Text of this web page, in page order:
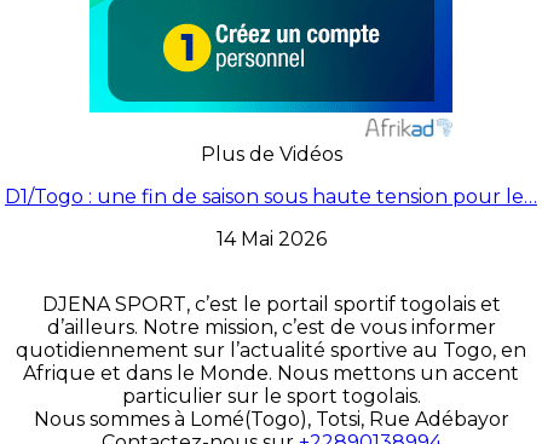
Plus de Vidéos
D1/Togo : une fin de saison sous haute tension pour le…
14 Mai 2026
DJENA SPORT, c’est le portail sportif togolais et
d’ailleurs. Notre mission, c’est de vous informer
quotidiennement sur l’actualité sportive au Togo, en
Afrique et dans le Monde. Nous mettons un accent
particulier sur le sport togolais.
Nous sommes à Lomé(Togo), Totsi, Rue Adébayor